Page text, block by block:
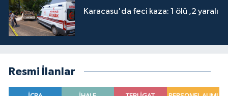
Karacasu'da feci kaza: 1 ölü ,2 yaralı
Resmi İlanlar